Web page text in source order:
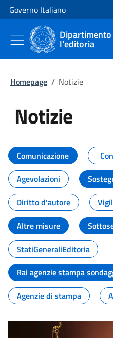
Vai al contenuto
Vai alla navigazione del sito
Governo Italiano
l'editoria
Homepage / Notizie
Notizie
Tutti i
Comunicazione
Agevolazioni
Diritto d'autore
Altre misure
StatiGeneraliEditoria
Rai agenzie stampa
Agenzie di stampa